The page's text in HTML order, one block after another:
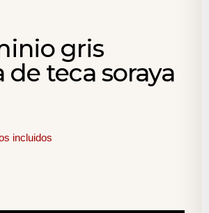
gris
teca soraya
incluidos